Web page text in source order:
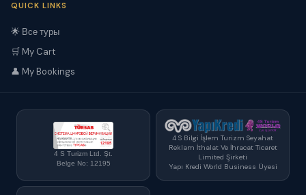
QUICK LINKS
🌟 Все туры
🛒 My Cart
👤 My Bookings
4 S Turizm Ltd. Şt.
Belge No: 12195
4 S Bilgi İşlem Turizm Seyahat
Reklam İthalat Ve İhracat Ticaret
Limited Şirketi
Yapı Kredi World Business Üyesi